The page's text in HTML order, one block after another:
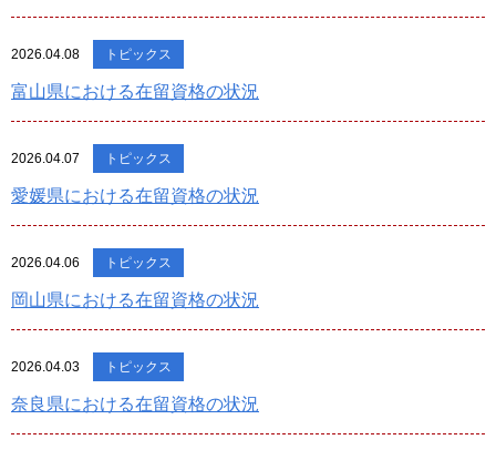
2026.04.08 トピックス
富山県における在留資格の状況
2026.04.07 トピックス
愛媛県における在留資格の状況
2026.04.06 トピックス
岡山県における在留資格の状況
2026.04.03 トピックス
奈良県における在留資格の状況